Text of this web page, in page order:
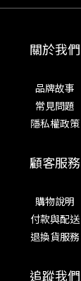
關於我們
品牌故事
常見問題
隱私權政策
顧客服務
購物說明
付款與配送
退換貨服務
追蹤我們